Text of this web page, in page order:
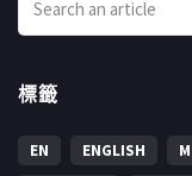
標籤
EN ENGLISH